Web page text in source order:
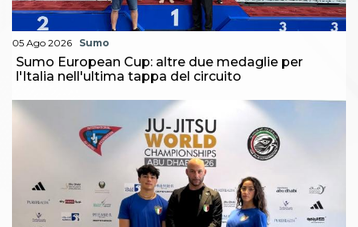
05 Ago 2026 Sumo
Sumo European Cup: altre due medaglie per
l'Italia nell'ultima tappa del circuito